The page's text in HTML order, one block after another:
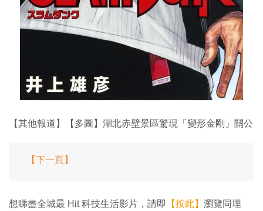
【其他報道】【多圖】湖北赤壁景區驚現「變形金剛」關公
【下一頁】
想睇盡全城最 Hit 科技生活影片，請即 【按此】 瀏覽同埋